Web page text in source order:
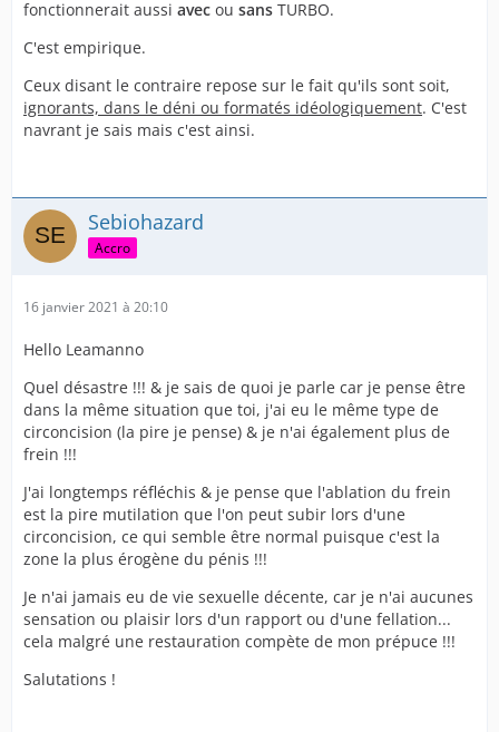
fonctionnerait aussi avec ou sans TURBO.
C'est empirique.
Ceux disant le contraire repose sur le fait qu'ils sont soit,
ignorants, dans le déni ou formatés idéologiquement. C'est
navrant je sais mais c'est ainsi.
Sebiohazard
Accro
16 janvier 2021 à 20:10
Hello Leamanno
Quel désastre !!! & je sais de quoi je parle car je pense être
dans la même situation que toi, j'ai eu le même type de
circoncision (la pire je pense) & je n'ai également plus de
frein !!!
J'ai longtemps réfléchis & je pense que l'ablation du frein
est la pire mutilation que l'on peut subir lors d'une
circoncision, ce qui semble être normal puisque c'est la
zone la plus érogène du pénis !!!
Je n'ai jamais eu de vie sexuelle décente, car je n'ai aucunes
sensation ou plaisir lors d'un rapport ou d'une fellation...
cela malgré une restauration compète de mon prépuce !!!
Salutations !